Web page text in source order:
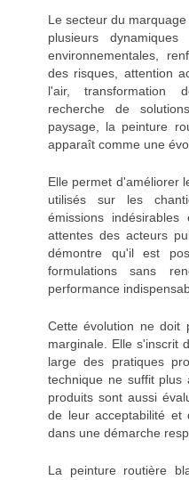
Le secteur du
plusieurs
environnementales,
des risques, attention
l'air, transformation
recherche de
paysage, la peinture
apparaît comme une
Elle permet d'améliorer
utilisés sur les
émissions
attentes des acteurs
démontre qu'il est
formulations sans
performance
Cette évolution ne doit
marginale. Elle s'inscrit
large des pratiques
technique ne suffit plus
produits sont aussi
de leur acceptabilité et
dans une démarche
La peinture routière